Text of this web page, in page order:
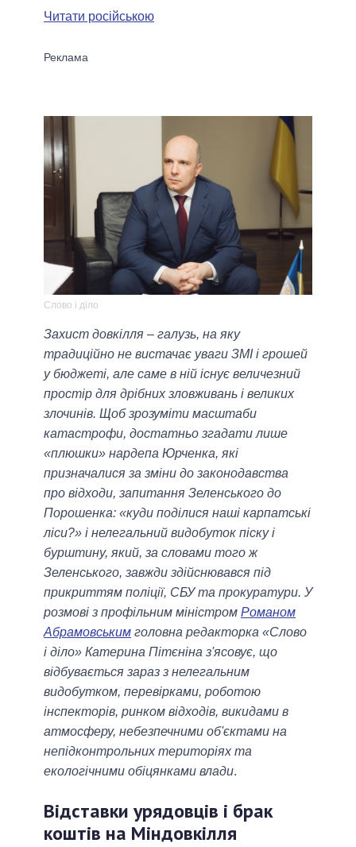
Читати російською
Слово і діло
Захист довкілля – галузь, на яку
традиційно не вистачає уваги ЗМІ і грошей
у бюджеті, але саме в ній існує величезний
простір для дрібних зловживань і великих
злочинів. Щоб зрозуміти масштаби
катастрофи, достатньо згадати лише
«плюшки» нардепа Юрченка, які
призначалися за зміни до законодавства
про відходи, запитання Зеленського до
Порошенка: «куди поділися наші карпатські
ліси?» і нелегальний видобуток піску і
бурштину, який, за словами того ж
Зеленського, завжди здійснювався під
прикриттям поліції, СБУ та прокуратури. У
розмові з профільним міністром Романом
Абрамовським головна редакторка «Слово
і діло» Катерина Пітєніна з'ясовує, що
відбувається зараз з нелегальним
видобутком, перевірками, роботою
інспекторів, ринком відходів, викидами в
атмосферу, небезпечними об'єктами на
непідконтрольних територіях та
екологічними обіцянками влади.
Відставки урядовців і брак
коштів на Міндовкілля